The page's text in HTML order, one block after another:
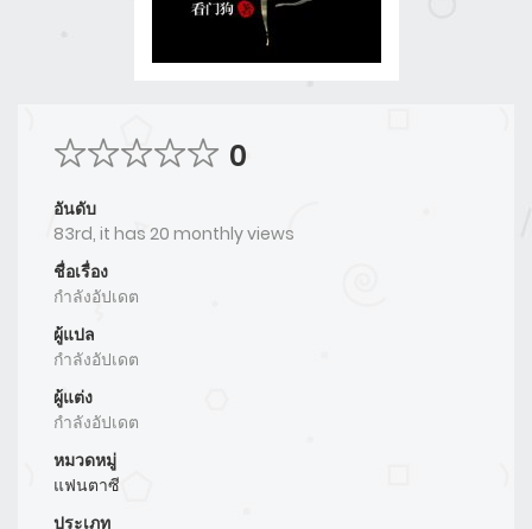
0
อันดับ
83rd, it has 20 monthly views
ชื่อเรื่อง
กำลังอัปเดต
ผู้แปล
กำลังอัปเดต
ผู้แต่ง
กำลังอัปเดต
หมวดหมู่
แฟนตาซี
ประเภท